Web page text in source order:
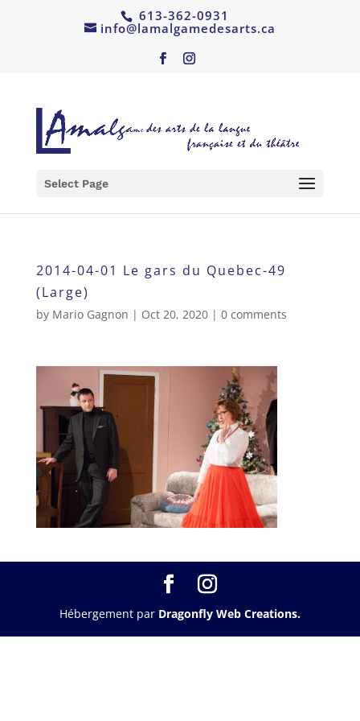
613-362-0931
info@lamalgamedesarts.ca
Select Page
2014-04-01 Le gars du Quebec-49
(Large)
by Mario Gagnon | Oct 20, 2020| 0 comments
Hébergement par Dragonfly Web Creations.